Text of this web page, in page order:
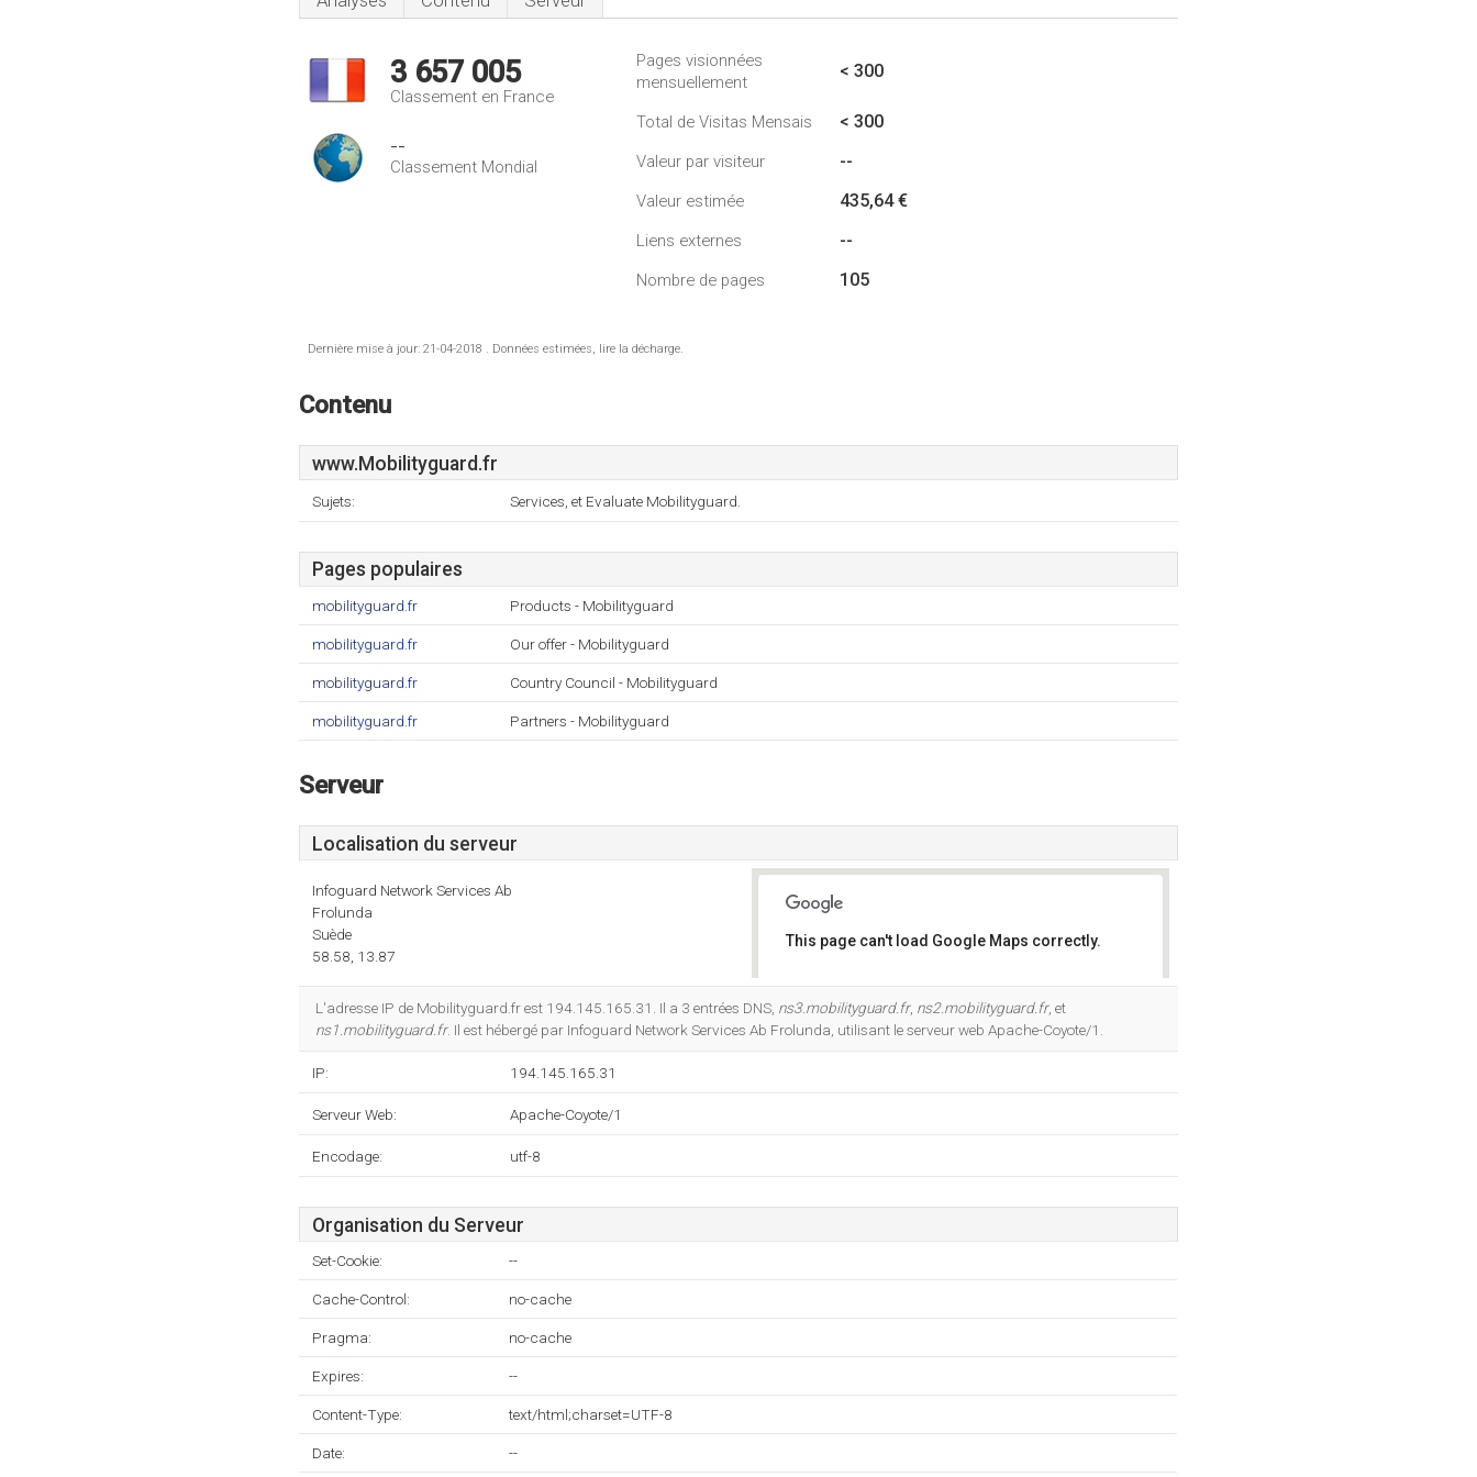
3 657 005
Classement en France
--
Classement Mondial
Pages visionnées
mensuellement
< 300
Total de Visitas Mensais < 300
Valeur par visiteur --
Valeur estimée 435,64 €
Liens externes --
Nombre de pages 105
Dernière mise à jour: 21-04-2018 . Données estimées, lire la décharge.
Contenu
www.Mobilityguard.fr
Sujets: Services, et Evaluate Mobilityguard.
Pages populaires
mobilityguard.fr Products - Mobilityguard
mobilityguard.fr Our offer - Mobilityguard
mobilityguard.fr Country Council - Mobilityguard
mobilityguard.fr Partners - Mobilityguard
Serveur
Localisation du serveur
Infoguard Network Services Ab
Frolunda
Suède
58.58, 13.87
This page can't load Google Maps correctly.
Do you own this website?
L'adresse IP de Mobilityguard.fr est 194.145.165.31. Il a 3 entrées DNS, ns3.mobilityguard.fr, ns2.mobilityguard.fr, et
ns1.mobilityguard.fr. Il est hébergé par Infoguard Network Services Ab Frolunda, utilisant le serveur web Apache-Coyote/1.
IP: 194.145.165.31
Serveur Web: Apache-Coyote/1
Encodage: utf-8
Organisation du Serveur
Set-Cookie: --
Cache-Control: no-cache
Pragma: no-cache
Expires: --
Content-Type: text/html;charset=UTF-8
Date: --